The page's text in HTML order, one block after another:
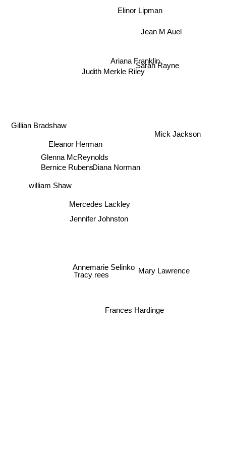
Judith Merkle Riley
Ariana Franklin
Elinor Lipman
Diana Norman
Eleanor Herman
Mercedes Lackley
Jean M Auel
Bernice Rubens
Glenna McReynolds
Sarah Rayne
Jennifer Johnston
Annemarie Selinko
Frances Hardinge
william Shaw
Gillian Bradshaw
Tracy rees
Mary Lawrence